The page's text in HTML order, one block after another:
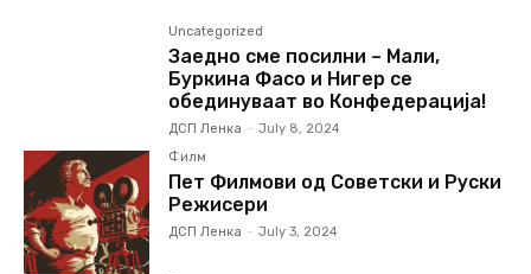
Uncategorized
Заедно сме посилни – Мали,
Буркина Фасо и Нигер се
обединуваат во Конфедерација!
ДСП Ленка - July 8, 2024
Филм
Пет Филмови од Советски и Руски
Режисери
ДСП Ленка - July 3, 2024